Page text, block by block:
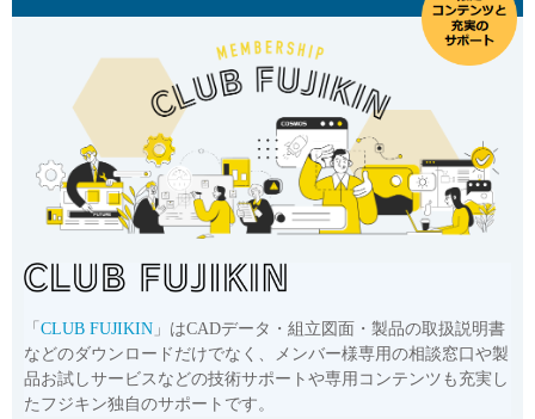
「 CLUB FUJIKIN 」はCADデータ・組立図面・製品の取扱説明書
などのダウンロードだけでなく、メンバー様専用の相談窓口や製
品お試しサービスなどの技術サポートや専用コンテンツも充実し
たフジキン独自のサポートです。